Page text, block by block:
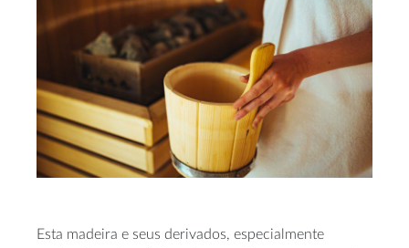
Esta madeira e seus derivados, especialmente